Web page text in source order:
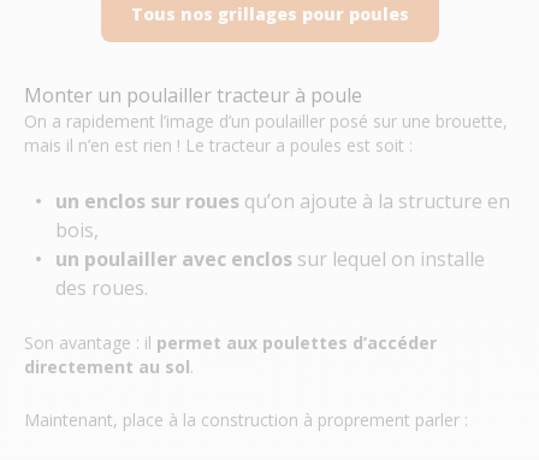
Tous nos grillages pour poules
Monter un poulailler tracteur à poule
On a rapidement l’image d’un poulailler posé sur une brouette,
mais il n’en est rien ! Le tracteur a poules est soit :
un enclos sur roues qu’on ajoute à la structure en
bois,
un poulailler avec enclos sur lequel on installe
des roues.
Son avantage : il permet aux poulettes d’accéder
directement au sol.
Maintenant, place à la construction à proprement parler :